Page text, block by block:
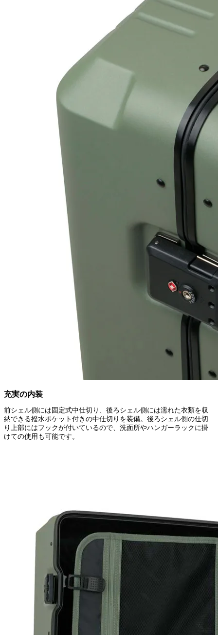
充実の内装
前シェル側には固定式中仕切り、後ろシェル側には濡れた衣類を収
納できる撥水ポケット付きの中仕切りを装備。後ろシェル側の仕切
り上部にはフックが付いているので、洗面所やハンガーラックに掛
けての使用も可能です。